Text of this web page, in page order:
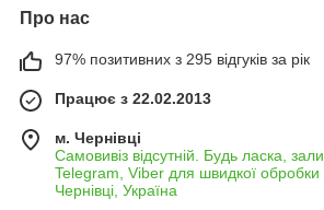
Про нас
97% позитивних з 295 відгуків за рік
Працює з 22.02.2013
м. Чернівці
Самовивіз відсутній. Будь ласка,
Telegram, Viber для швидкої
Чернівці, Україна